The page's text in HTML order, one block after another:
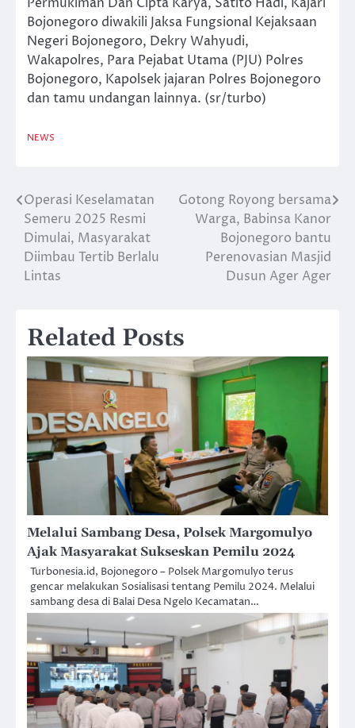
Bojonegoro diwakili Jaksa Fungsional Kejaksaan
Negeri Bojonegoro, Dekry Wahyudi,
Wakapolres, Para Pejabat Utama (PJU) Polres
Bojonegoro, Kapolsek jajaran Polres Bojonegoro
dan tamu undangan lainnya. (sr/turbo)
NEWS
Navigasi
pos
Operasi Keselamatan
Semeru 2025 Resmi
Dimulai, Masyarakat
Diimbau Tertib Berlalu
Lintas
Gotong Royong bersama
Warga, Babinsa Kanor
Bojonegoro bantu
Perenovasian Masjid
Dusun Ager Ager
Related Posts
Melalui Sambang Desa, Polsek Margomulyo
Ajak Masyarakat Sukseskan Pemilu 2024
Turbonesia.id, Bojonegoro – Polsek Margomulyo terus
gencar melakukan Sosialisasi tentang Pemilu 2024. Melalui
sambang desa di Balai Desa Ngelo Kecamatan…